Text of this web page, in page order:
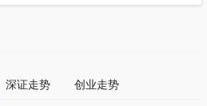
深证走势 创业走势